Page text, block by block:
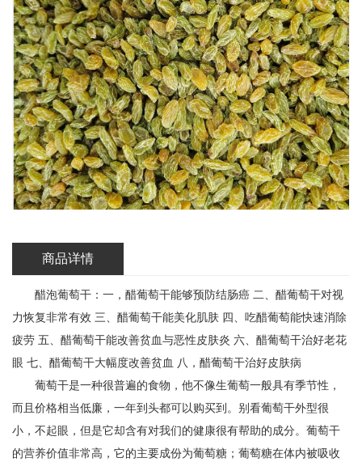
商品详情
醋泡葡萄干：一，醋葡萄干能够预防结肠癌 二、醋葡萄干对视
力恢复非常有效 三、醋葡萄干能美化肌肤 四、吃醋葡萄能快速消除
疲劳 五、醋葡萄干能改善贫血与恶性皮肤炎 六、醋葡萄干治好老花
眼 七、醋葡萄干大幅度改善贫血 八，醋葡萄干治好皮肤病
葡萄干是一种很普遍的食物，他不像生葡萄一般具有季节性，
而且价格相当低廉，一年到头都可以购买到。别看葡萄干外型很
小，不起眼，但是它却含有对我们的健康很有帮助的成分。葡萄干
的营养价值非常高，它的主要成份为葡萄糖；葡萄糖在体内被吸收